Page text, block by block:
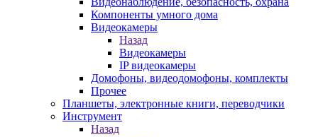
Компоненты умного дома
Видеокамеры
Назад
Видеокамеры
IP видеокамеры
Домофоны, видеодомофоны, комплекты
Прочее
Планшеты, электронные книги, переводчики
Инструмент
Назад